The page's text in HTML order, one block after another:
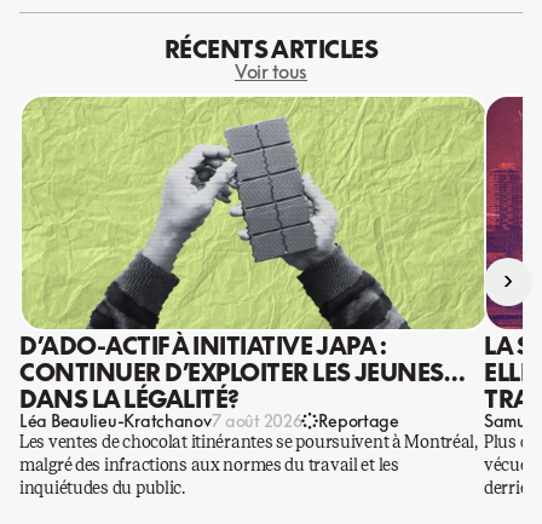
RÉCENTS ARTICLES
Voir tous
D’ADO-ACTIF À INITIATIVE JAPA :
CONTINUER D’EXPLOITER LES JEUNES…
DANS LA LÉGALITÉ?
Léa Beaulieu-Kratchanov7 août 2026 Reportage
Les ventes de chocolat itinérantes se poursuivent à Montréal,
malgré des infractions aux normes du travail et les
inquiétudes du public.
LA
Plus
vécues
›